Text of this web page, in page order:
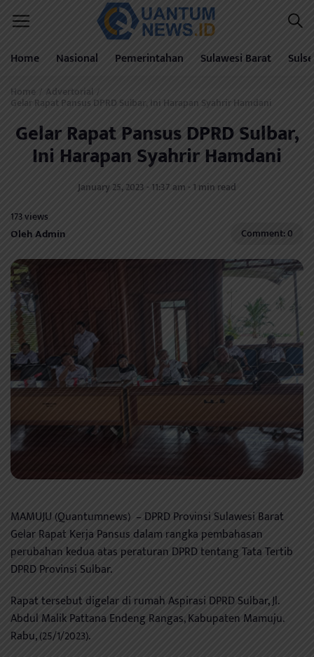
Home Nasional Pemerintahan Sulawesi Barat
Home / Advertorial /
Gelar Rapat Pansus DPRD Sulbar, Ini Harapan Syahrir Hamdani
Gelar Rapat Pansus DPRD Sulbar,
Ini Harapan Syahrir Hamdani
January 25, 2023 - 11:37 am - 1 min read
173 views
Oleh Admin Comment: 0
MAMUJU (Quantumnews) – DPRD Provinsi Sulawesi Barat
Gelar Rapat Kerja Pansus dalam rangka pembahasan
perubahan kedua atas peraturan DPRD tentang Tata Tertib
DPRD Provinsi Sulbar.
Rapat tersebut digelar di rumah Aspirasi DPRD Sulbar, Jl.
Abdul Malik Pattana Endeng Rangas, Kabupaten Mamuju.
Rabu, (25/1/2023).